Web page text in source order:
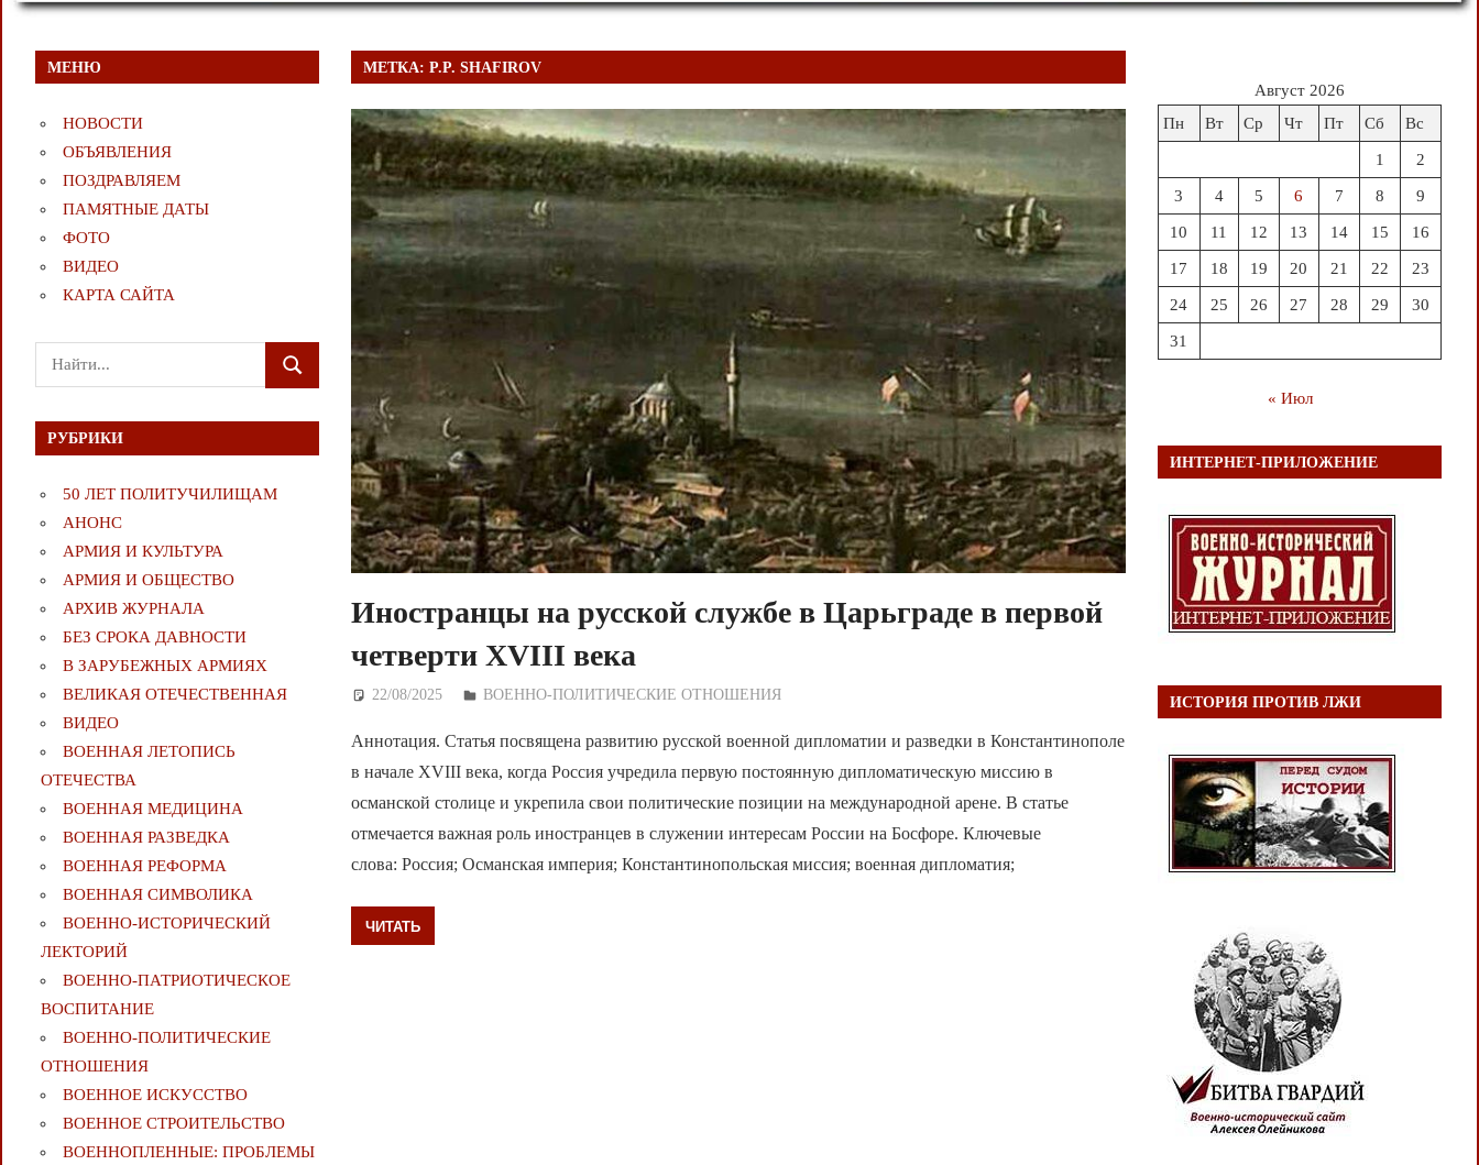
МЕТКА:P.P. SHAFIROV
Иностранцы на русской службе в Царьграде в первой
четверти XVIII века
22/08/2025 Дежурный по Редакции
ВОЕННО-ПОЛИТИЧЕСКИE ОТНОШЕНИЯ
Аннотация. Статья посвящена развитию русской военной дипломатии и разведки в Константинополе
в начале XVIII века, когда Россия учредила первую постоянную дипломатическую миссию в
османской столице и укрепила свои политические позиции на международной арене. В статье
отмечается важная роль иностранцев в служении интересам России на Босфоре. Ключевые
слова: Россия; Османская империя; Константинопольская миссия; военная дипломатия;
ЧИТАТЬ
МЕНЮ
НОВОСТИ
ОБЪЯВЛЕНИЯ
ПОЗДРАВЛЯЕМ
ПАМЯТНЫЕ ДАТЫ
ФОТО
ВИДЕО
КАРТА САЙТА
Поиск
для:
ПОИСК
РУБРИКИ
50 ЛЕТ ПОЛИТУЧИЛИЩАМ
АНОНС
АРМИЯ И КУЛЬТУРА
АРМИЯ И ОБЩЕСТВО
АРХИВ ЖУРНАЛА
БЕЗ СРОКА ДАВНОСТИ
В ЗАРУБЕЖНЫХ АРМИЯХ
ВЕЛИКАЯ ОТЕЧЕСТВЕННАЯ
ВИДЕО
ВОЕННАЯ ЛЕТОПИСЬ
ОТЕЧЕСТВА
ВОЕННАЯ МЕДИЦИНА
ВОЕННАЯ РАЗВЕДКА
ВОЕННАЯ РЕФОРМА
ВОЕННАЯ СИМВОЛИКА
ВОЕННО-ИСТОРИЧЕСКИЙ
ЛЕКТОРИЙ
ВОЕННО-ПАТРИОТИЧЕСКОЕ
ВОСПИТАНИЕ
ВОЕННО-ПОЛИТИЧЕСКИE
ОТНОШЕНИЯ
ВОЕННОЕ ИСКУССТВО
ВОЕННОЕ СТРОИТЕЛЬСТВО
ВОЕННОПЛЕННЫЕ: ПРОБЛЕМЫ
Август 2026
Пн
Вт Ср Чт Пт Сб Вс
1 2
3 4 5 6 7 8 9
10 11 12 13 14 15 16
17 18 19 20 21 22 23
24 25 26 27 28 29 30
31
« Июл
ИНТЕРНЕТ-ПРИЛОЖЕНИЕ
ИСТОРИЯ ПРОТИВ ЛЖИ